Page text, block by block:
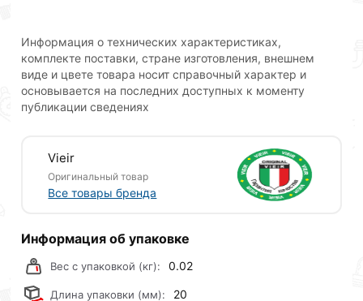
доставки или самовывоза.Перед оформлением
онлайн заказа рекомендуем ознакомиться с
описанием, характеристиками и отзывами.
Данний товар от производителя
купленного товарa в течение 30 дней (наличие чека
обязательно).
Информация о технических характеристиках,
комплекте поставки, стране изготовления, внешнем
виде и цвете товара носит справочный характер и
основывается на последних доступных к моменту
публикации сведениях
Vieir
Оригинальный товар
Все товары бренда
Информация об упаковке
Вес с упаковкой (кг): 0.02
Длина упаковки (мм): 20